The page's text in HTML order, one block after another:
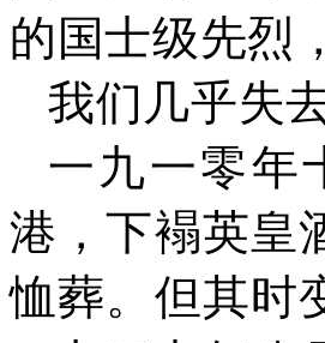
的国士级先烈
我们几乎失
一九一零年
港，下褟英皇
恤葬。但其时